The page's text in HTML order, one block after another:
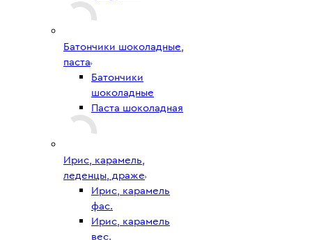
Батончики шоколадные,
паста
Батончики
шоколадные
Паста шоколадная
Ирис, карамель,
леденцы, драже
Ирис, карамель
фас.
Ирис, карамель
вес.